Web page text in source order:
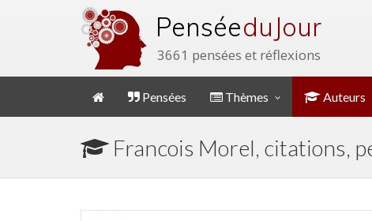
Penséedu Jour
3661 pensées et réflexions
Pensées Thèmes Auteurs
Francois Morel, citations,